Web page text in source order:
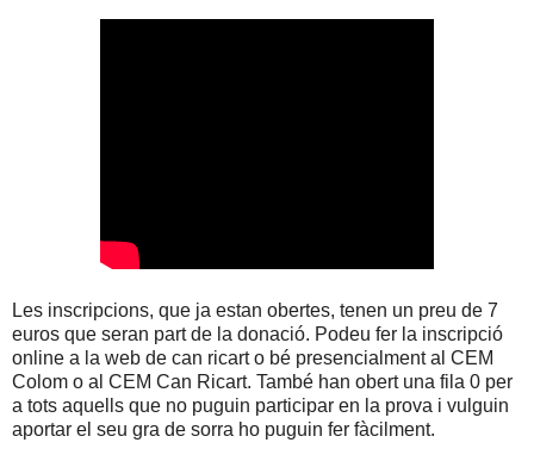
Les inscripcions, que ja estan obertes, tenen un preu de 7
euros que seran part de la donació. Podeu fer la inscripció
online a la web de can ricart o bé presencialment al CEM
Colom o al CEM Can Ricart. També han obert una fila 0 per
a tots aquells que no puguin participar en la prova i vulguin
aportar el seu gra de sorra ho puguin fer fàcilment.